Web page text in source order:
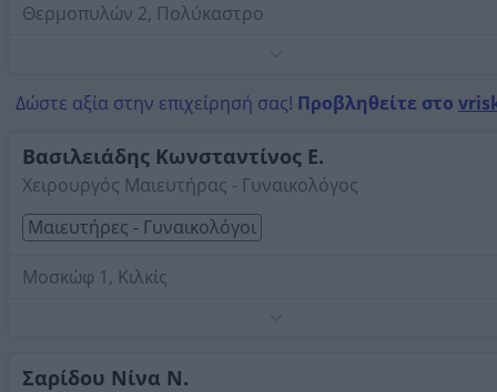
Θερμοπυλών 2, Πολύκαστρο
Δώστε αξία στην επιχείρησή σας! Προβληθείτε στο
Βασιλειάδης Κωνσταντίνος Ε.
Χειρουργός Μαιευτήρας - Γυναικολόγος
Μαιευτήρες - Γυναικολόγοι
Μοσκώφ 1, Κιλκίς
Σαρίδου Νίνα Ν.